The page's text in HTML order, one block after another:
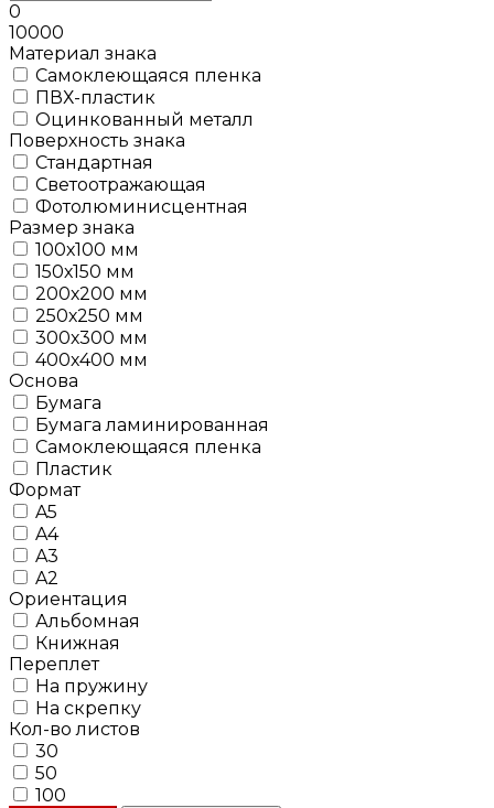
0
10000
Материал знака
Самоклеющаяся пленка
ПВХ-пластик
Оцинкованный металл
Поверхность знака
Стандартная
Светоотражающая
Фотолюминисцентная
Размер знака
100х100 мм
150х150 мм
200х200 мм
250х250 мм
300х300 мм
400х400 мм
Основа
Бумага
Бумага ламинированная
Самоклеющаяся пленка
Пластик
Формат
A5
A4
A3
A2
Ориентация
Альбомная
Книжная
Переплет
На пружину
На скрепку
Кол-во листов
30
50
100